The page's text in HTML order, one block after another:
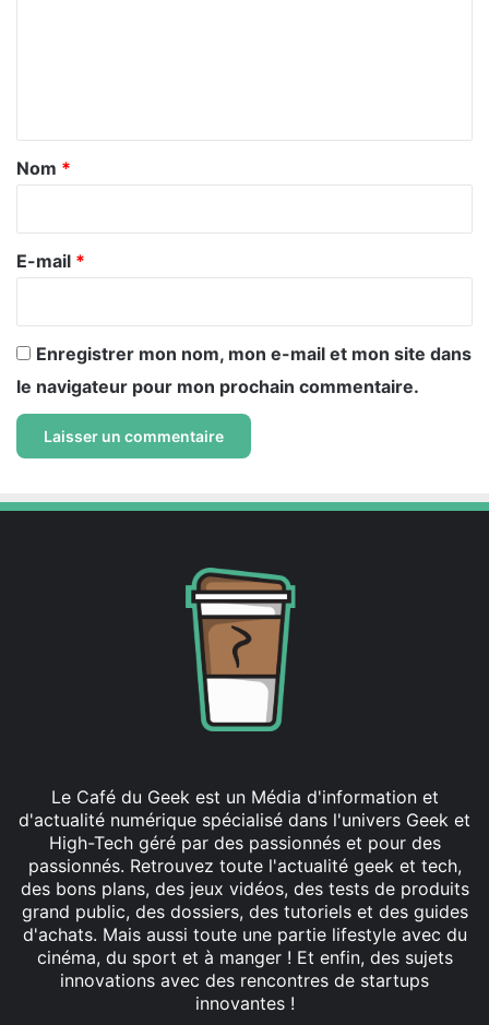
a
e
Nom *
E-mail *
Enregistrer mon nom, mon e-mail et mon site dans
le navigateur pour mon prochain commentaire.
Le Café du Geek est un Média d'information et
d'actualité numérique spécialisé dans l'univers Geek et
High-Tech géré par des passionnés et pour des
passionnés. Retrouvez toute l'actualité geek et tech,
des bons plans, des jeux vidéos, des tests de produits
grand public, des dossiers, des tutoriels et des guides
d'achats. Mais aussi toute une partie lifestyle avec du
cinéma, du sport et à manger ! Et enfin, des sujets
innovations avec des rencontres de startups
innovantes !